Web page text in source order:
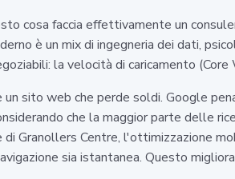
cosa faccia effettivamente un
è un mix di ingegneria dei dati,
la velocità di caricamento
sito web che perde soldi. Google
che la maggior parte delle
Granollers Centre, l'ottimizzazione
sia istantanea. Questo